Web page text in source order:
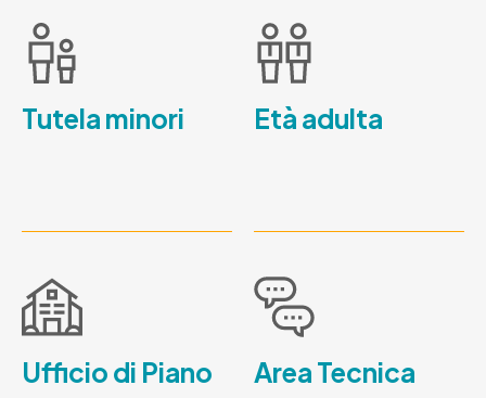
Tutela minori Età adulta
Ufficio di Piano Area Tecnica